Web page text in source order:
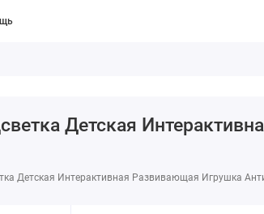
Детская
Детская Интерактивная Развивающая Игрушка